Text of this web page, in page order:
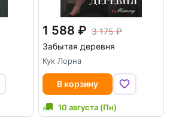
1 588
3 175
Забытая деревня
Кук Лорна
В корзину
10 августа (Пн)